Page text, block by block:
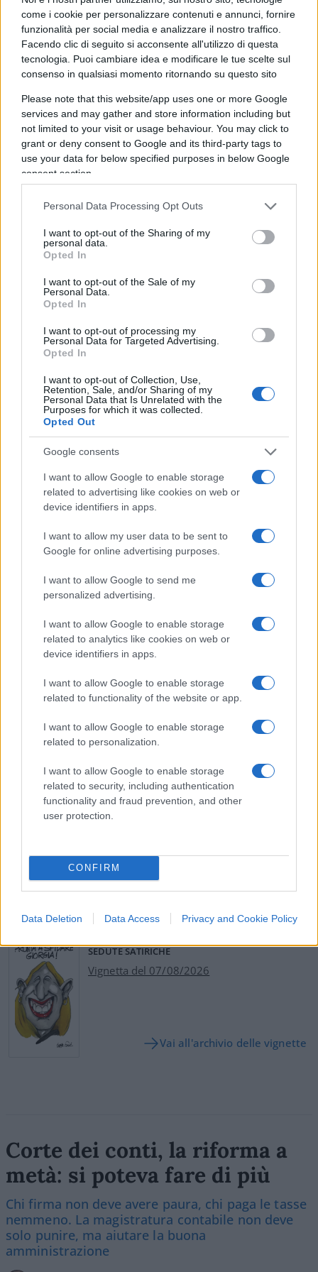
come i cookie per personalizzare contenuti e annunci, fornire
funzionalità per social media e analizzare il nostro traffico.
Facendo clic di seguito si acconsente all'utilizzo di questa
tecnologia. Puoi cambiare idea e modificare le tue scelte sul
consenso in qualsiasi momento ritornando su questo sito
Please note that this website/app uses one or more Google
services and may gather and store information including but
not limited to your visit or usage behaviour. You may click to
grant or deny consent to Google and its third-party tags to
use your data for below specified purposes in below Google
consent section.
Personal Data Processing Opt Outs
I want to opt-out of the Sharing of my
personal data.
Opted In
I want to opt-out of the Sale of my
Personal Data.
Opted In
I want to opt-out of processing my
Personal Data for Targeted Advertising.
Opted In
I want to opt-out of Collection, Use,
Retention, Sale, and/or Sharing of my
Personal Data that Is Unrelated with the
Purposes for which it was collected.
Opted Out
Google consents
I want to allow Google to enable storage
related to advertising like cookies on web or
device identifiers in apps.
I want to allow my user data to be sent to
Google for online advertising purposes.
I want to allow Google to send me
personalized advertising.
I want to allow Google to enable storage
related to analytics like cookies on web or
device identifiers in apps.
I want to allow Google to enable storage
related to functionality of the website or app.
I want to allow Google to enable storage
related to personalization.
I want to allow Google to enable storage
related to security, including authentication
functionality and fraud prevention, and other
user protection.
CONFIRM
Data Deletion Data Access Privacy and Cookie Policy
immagine riconosciuta nel mondo, è una
mancanza che non possiamo permetterci. Allo
stesso modo non dedicare la giusta attenzione al
mondo dell’editoria, dei teatri, dei festival e delle
manifestazioni culturali significa non tenere in
considerazione settori che interessano milioni di
italiani.
La sinistra, applicando il concetto gramsciano di
della culturaattraverso una capillare
occupazione degli spazi a tutti i livelli nominando
persone vicine al mondo progressista. Regalare
cultura alla sinistra sarebbe un errore. Per questo
chiediamo aMeloni
assumere una chiara responsabilità su questo
tema centrale e vitale per il lavoro e per i giovani a
dalle prossime eventuali nomine di governo.
Sarebbe un gesto concreto per superare lo
stereotipo di un centrodestra non attento alla
cultura e privo di una tradizione culturale quando
figure del calibro di Augusto Del Noce, Benedetto
Croce, Giuseppe Prezzolini.
Futura, con migliaia di associati e simpatizzanti in
tutta Italia e numerosi consiglieri comunali e
amministratori, hanno portato avanti in questi
anni numerose attività e iniziative a sostegno
della cultura e del patrimonio artistico, storico,
paesaggistico italiano e rappresentano un
serbatoio da cui attingere persone e idee. È
necessario evitare di presentarsi al prossimo
appuntamento elettorale di settembre scoperti
per cui l’Italia ha il primato nel mondo.
#APPELLO #CENTRODESTRA
SEDUTE SATIRICHE
Vignetta del 07/08/2026
Vai all'archivio delle vignette
Corte dei conti, la riforma a
metà: si poteva fare di più
Chi firma non deve avere paura, chi paga le tasse
nemmeno. La magistratura contabile non deve
solo punire, ma aiutare la buona
amministrazione